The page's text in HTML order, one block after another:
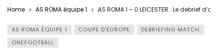
Home AS ROMA équipe 1 AS ROMA 1 – 0 LEICESTER : Le debrief
AS ROMA ÉQUIPE 1 COUPE D'EUROPE
DEBRIEFING MATCH
ONEFOOTBALL